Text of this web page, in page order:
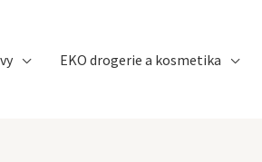
EKO drogerie a kosmetika